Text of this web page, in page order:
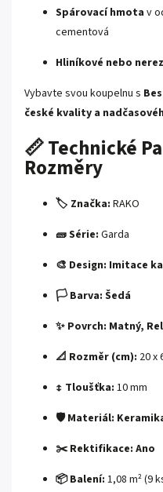
Spárovací hmota v
cementová
Hliníkové nebo
Vybavte svou koupelnu s
české kvality a
📏 Technické
Rozměry
🏷️ Značka: RAKO
🧱 Série: Garda
🎨 Design: Imitace
🏳️ Barva: Šedá
✨ Povrch: Matný,
📐 Rozměr (cm): 20 x
↕️ Tloušťka: 10 mm
🛡️ Materiál:
✂️ Rektifikace: Ano
📦 Balení: 1,08 m² (9